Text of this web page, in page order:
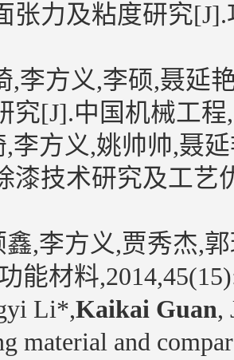
张力及粘度研究[J].
,李方义,李硕,聂延
究[J].中国机械工程
李方义,姚帅帅,聂
漆技术研究及工艺
鑫,李方义,贾秀杰,
能材料
Li*,Kaikai Guan,
material and